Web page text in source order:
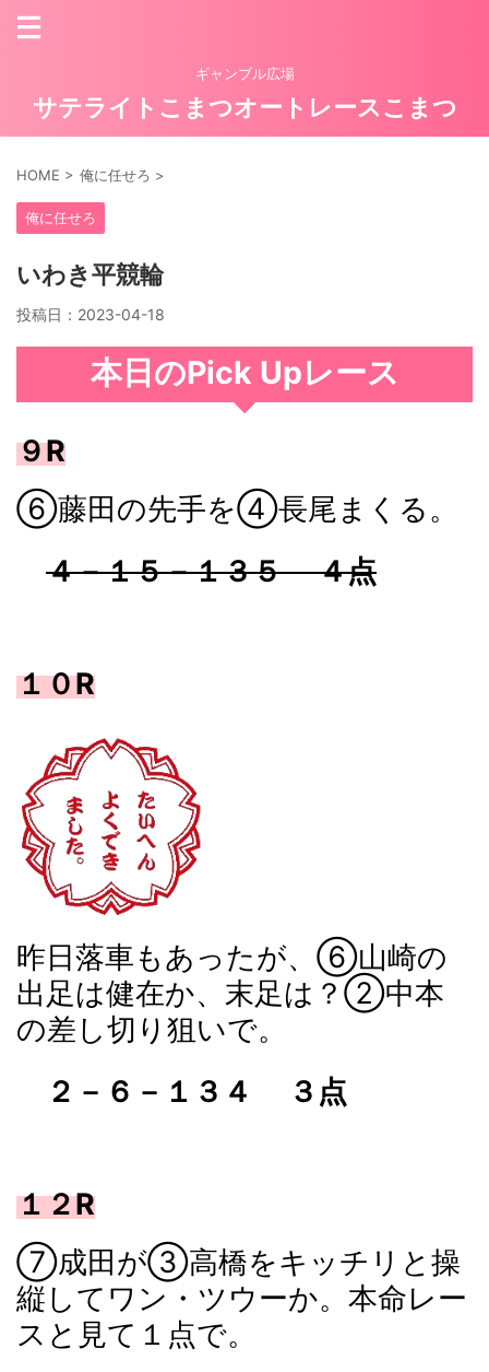
ギャンブル広場
サテライトこまつオートレースこまつ
HOME > 俺に任せろ >
俺に任せろ
いわき平競輪
投稿日： 2023-04-18
本日のPick Upレース
９R
⑥藤田の先手を④長尾まくる。
４－１５－１３５４点
１０R
昨日落車もあったが、⑥山崎の
出足は健在か、末足は？②中本
の差し切り狙いで。
２－６－１３４
３点
１２R
⑦成田が③高橋をキッチリと操
縦してワン・ツウーか。本命レー
スと見て１点で。